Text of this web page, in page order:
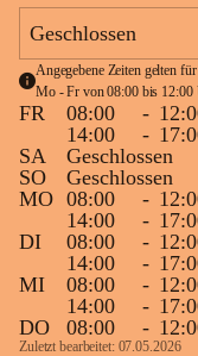
Geschlossen
Angegebene Zeiten gelten
Mo - Fr von 08:00 bis 12:00
FR 08:00 -
14:00
-
SA
Geschlossen
SO
Geschlossen
MO 08:00 -
14:00
-
DI
08:00 -
14:00
-
MI
08:00 -
14:00
-
DO
08:00 -
Zuletzt bearbeitet: 07.05.2026